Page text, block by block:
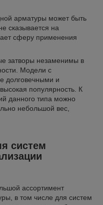
арматуры может быть
сказывается на
сферу применения
затворы незаменимы в
Модели с
долговечными и
популярность. К
данного типа можно
небольшой вес,
систем
ассортимент
в том числе для систем